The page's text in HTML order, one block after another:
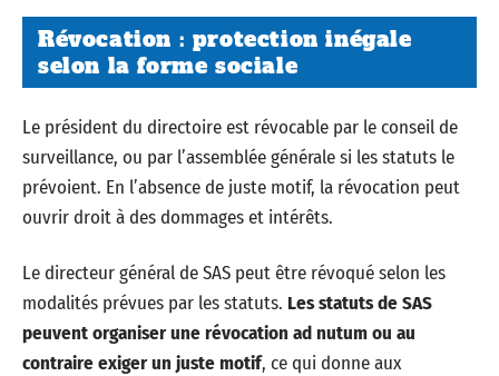
Révocation : protection inégale
selon la forme sociale
Le président du directoire est révocable par le conseil de
surveillance, ou par l’assemblée générale si les statuts le
prévoient. En l’absence de juste motif, la révocation peut
ouvrir droit à des dommages et intérêts.
Le directeur général de SAS peut être révoqué selon les
modalités prévues par les statuts. Les statuts de SAS
peuvent organiser une révocation ad nutum ou au
contraire exiger un juste motif, ce qui donne aux